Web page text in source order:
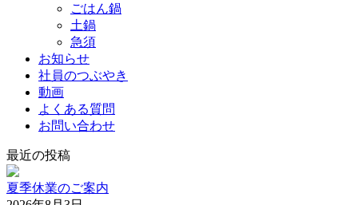
ごはん鍋
土鍋
急須
お知らせ
社員のつぶやき
動画
よくある質問
お問い合わせ
最近の投稿
夏季休業のご案内